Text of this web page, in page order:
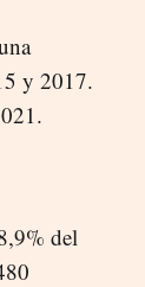
y 2017.
del